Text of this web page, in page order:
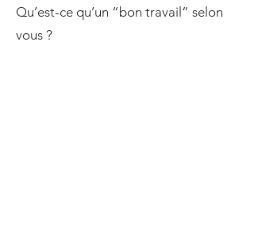
Qu’est-ce qu’un “bon travail” selon
vous ?